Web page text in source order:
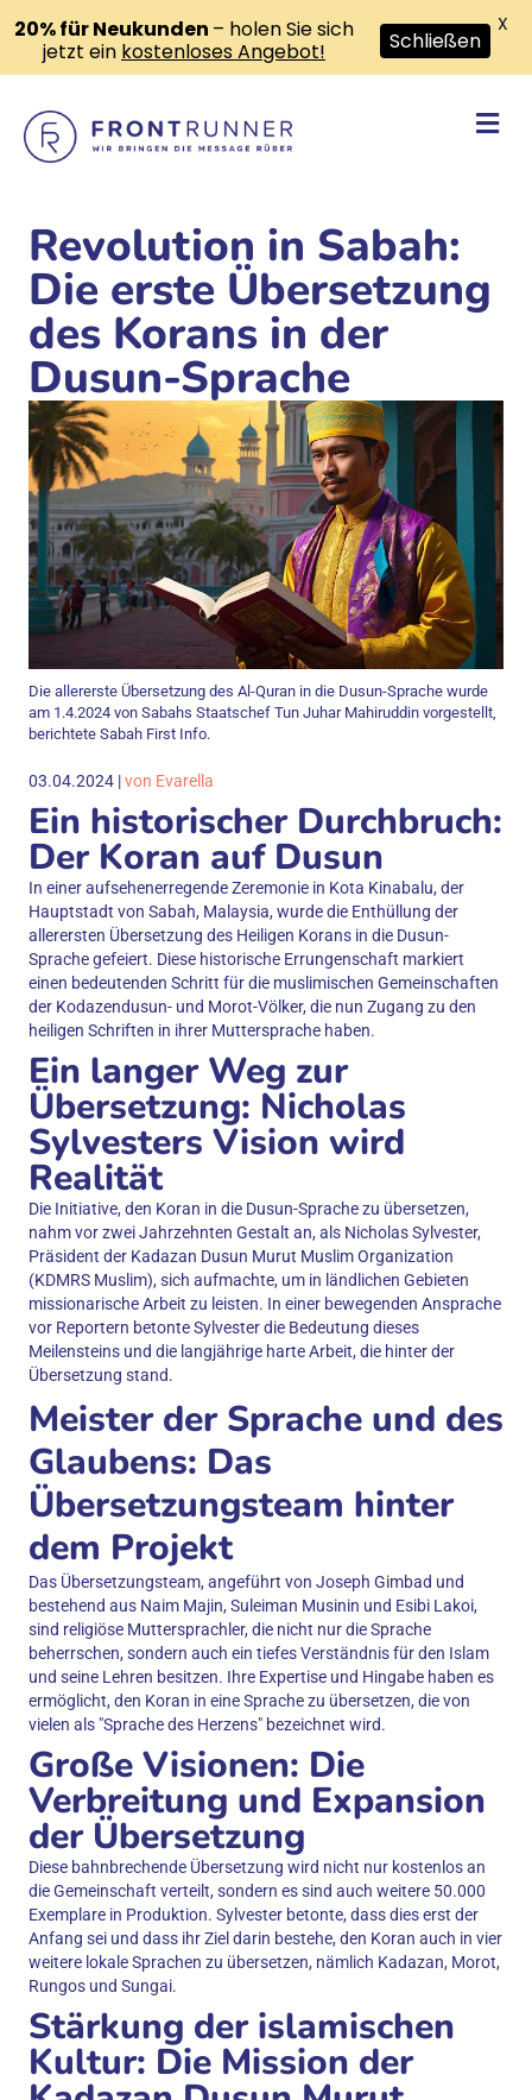
Revolution in Sabah:
Die erste Übersetzung
des Korans in der
Dusun-Sprache
Die allererste Übersetzung des Al-Quran in die Dusun-Sprache wurde
am 1.4.2024 von Sabahs Staatschef Tun Juhar Mahiruddin vorgestellt,
berichtete Sabah First Info.
03.04.2024 |von Evarella
Ein historischer Durchbruch:
Der Koran auf Dusun
In einer aufsehenerregende Zeremonie in Kota Kinabalu, der
Hauptstadt von Sabah, Malaysia, wurde die Enthüllung der
allerersten Übersetzung des Heiligen Korans in die Dusun-
Sprache gefeiert. Diese historische Errungenschaft markiert
einen bedeutenden Schritt für die muslimischen Gemeinschaften
der Kodazendusun- und Morot-Völker, die nun Zugang zu den
heiligen Schriften in ihrer Muttersprache haben.
Ein langer Weg zur
Übersetzung: Nicholas
Sylvesters Vision wird
Realität
Die Initiative, den Koran in die Dusun-Sprache zu übersetzen,
nahm vor zwei Jahrzehnten Gestalt an, als Nicholas Sylvester,
Präsident der Kadazan Dusun Murut Muslim Organization
(KDMRS Muslim), sich aufmachte, um in ländlichen Gebieten
missionarische Arbeit zu leisten. In einer bewegenden Ansprache
vor Reportern betonte Sylvester die Bedeutung dieses
Meilensteins und die langjährige harte Arbeit, die hinter der
Übersetzung stand.
Meister der Sprache und des
Glaubens: Das
Übersetzungsteam hinter
dem Projekt
Das Übersetzungsteam, angeführt von Joseph Gimbad und
bestehend aus Naim Majin, Suleiman Musinin und Esibi Lakoi,
sind religiöse Muttersprachler, die nicht nur die Sprache
beherrschen, sondern auch ein tiefes Verständnis für den Islam
und seine Lehren besitzen. Ihre Expertise und Hingabe haben es
ermöglicht, den Koran in eine Sprache zu übersetzen, die von
vielen als "Sprache des Herzens" bezeichnet wird.
Große Visionen: Die
Verbreitung und Expansion
der Übersetzung
Diese bahnbrechende Übersetzung wird nicht nur kostenlos an
die Gemeinschaft verteilt, sondern es sind auch weitere 50.000
Exemplare in Produktion. Sylvester betonte, dass dies erst der
Anfang sei und dass ihr Ziel darin bestehe, den Koran auch in vier
weitere lokale Sprachen zu übersetzen, nämlich Kadazan, Morot,
Rungos und Sungai.
Stärkung der islamischen
Kultur: Die Mission der
20% für Neukunden – holen Sie sich
jetzt ein kostenloses Angebot! Schließen
X